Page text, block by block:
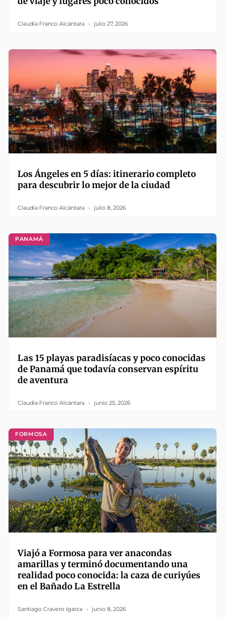
Claudia Franco Alcántara julio 27, 2026
Los Ángeles en 5 días: itinerario completo
para descubrir lo mejor de la ciudad
Claudia Franco Alcántara julio 8, 2026
PANAMÁ
Las 15 playas paradisíacas y poco conocidas
de Panamá que todavía conservan espíritu
de aventura
Claudia Franco Alcántara junio 25, 2026
FORMOSA
Viajó a Formosa para ver anacondas
amarillas y terminó documentando una
realidad poco conocida: la caza de curiyúes
en el Bañado La Estrella
Santiago Cravero Igarza junio 8, 2026